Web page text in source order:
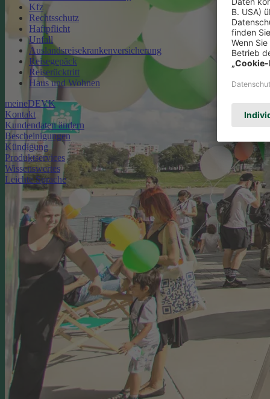
Kfz
Rechtsschutz
Haftpflicht
Unfall
Auslandsreisekrankenversicherung
Reisegepäck
Reiserücktritt
Haus und Wohnen
meineDEVK
Kontakt
Kundendaten ändern
Bescheinigungen
Kündigung
Produktservices
Wissenswertes
Leichte Sprache